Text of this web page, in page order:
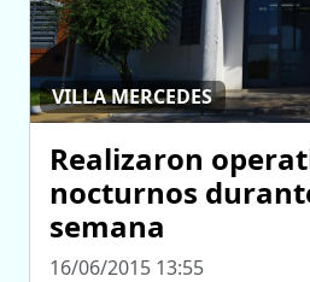
VILLA MERCEDES
Realizaron
nocturnos
semana
16/06/2015 13:55